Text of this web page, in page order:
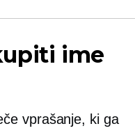
ime
vprašanje, ki ga